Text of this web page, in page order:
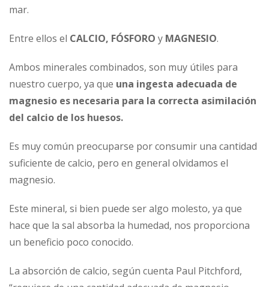
mar.
Entre ellos el CALCIO, FÓSFORO y MAGNESIO.
Ambos minerales combinados, son muy útiles para
nuestro cuerpo, ya que una ingesta adecuada de
magnesio es necesaria para la correcta asimilación
del calcio de los huesos.
Es muy común preocuparse por consumir una cantidad
suficiente de calcio, pero en general olvidamos el
magnesio.
Este mineral, si bien puede ser algo molesto, ya que
hace que la sal absorba la humedad, nos proporciona
un beneficio poco conocido.
La absorción de calcio, según cuenta Paul Pitchford,